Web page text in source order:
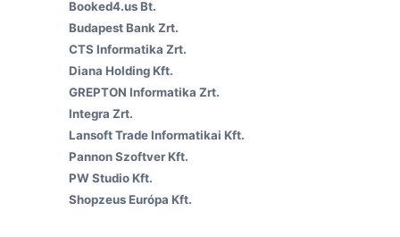
Booked4.us Bt.
Budapest Bank Zrt.
CTS Informatika Zrt.
Diana Holding Kft.
GREPTON Informatika Zrt.
Integra Zrt.
Lansoft Trade Informatikai Kft.
Pannon Szoftver Kft.
PW Studio Kft.
Shopzeus Európa Kft.